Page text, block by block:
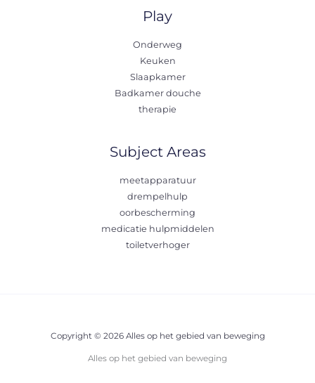
Play
Onderweg
Keuken
Slaapkamer
Badkamer douche
therapie
Subject Areas
meetapparatuur
drempelhulp
oorbescherming
medicatie hulpmiddelen
toiletverhoger
Copyright © 2026 Alles op het gebied van beweging
Alles op het gebied van beweging